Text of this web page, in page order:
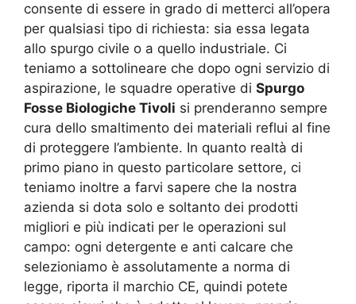
consente di essere in grado di metterci all’opera
per qualsiasi tipo di richiesta: sia essa legata
allo spurgo civile o a quello industriale. Ci
teniamo a sottolineare che dopo ogni servizio di
aspirazione, le squadre operative di Spurgo
Fosse Biologiche Tivoli si prenderanno sempre
cura dello smaltimento dei materiali reflui al fine
di proteggere l’ambiente. In quanto realtà di
primo piano in questo particolare settore, ci
teniamo inoltre a farvi sapere che la nostra
azienda si dota solo e soltanto dei prodotti
migliori e più indicati per le operazioni sul
campo: ogni detergente e anti calcare che
selezioniamo è assolutamente a norma di
legge, riporta il marchio CE, quindi potete